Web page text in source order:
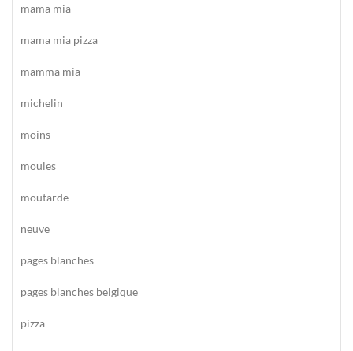
mama mia
mama mia pizza
mamma mia
michelin
moins
moules
moutarde
neuve
pages blanches
pages blanches belgique
pizza